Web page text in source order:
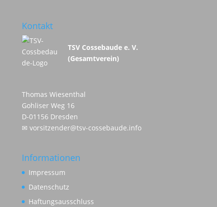
Kontakt
TSV Cossebaude e. V.
(Gesamtverein)
Thomas Wiesenthal
Gohliser Weg 16
D-01156 Dresden
✉ vorsitzender@tsv-cossebaude.info
Informationen
Impressum
Datenschutz
Haftungsausschluss